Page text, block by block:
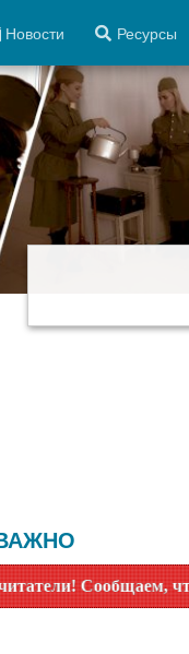
Новости Ресурсы
что библиотеки